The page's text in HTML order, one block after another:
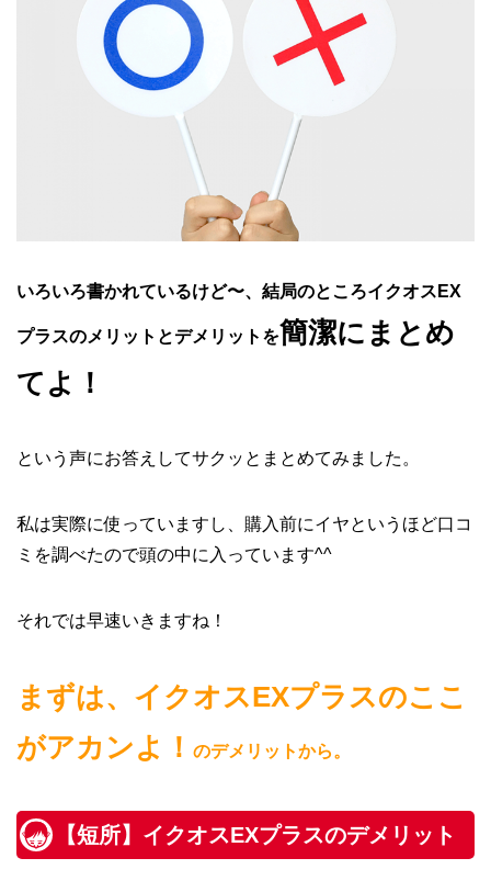
いろいろ書かれているけど〜、結局のところイクオスEX
プラスのメリットとデメリットを簡潔にまとめ
てよ！
という声にお答えしてサクッとまとめてみました。
私は実際に使っていますし、購入前にイヤというほど口コ
ミを調べたので頭の中に入っています^^
それでは早速いきますね！
まずは、イクオスEXプラスのここ
がアカンよ！ のデメリットから。
【短所】イクオスEXプラスのデメリット